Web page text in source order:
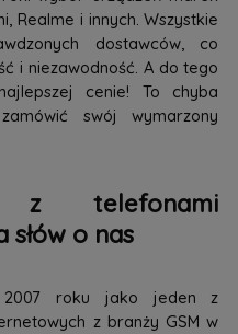
Realme i innych. Wszystkie
dostawców, co
i niezawodność. A do tego
cenie! To chyba
swój wymarzony
z telefonami
o nas
2007 roku jako jeden z
z branży GSM w